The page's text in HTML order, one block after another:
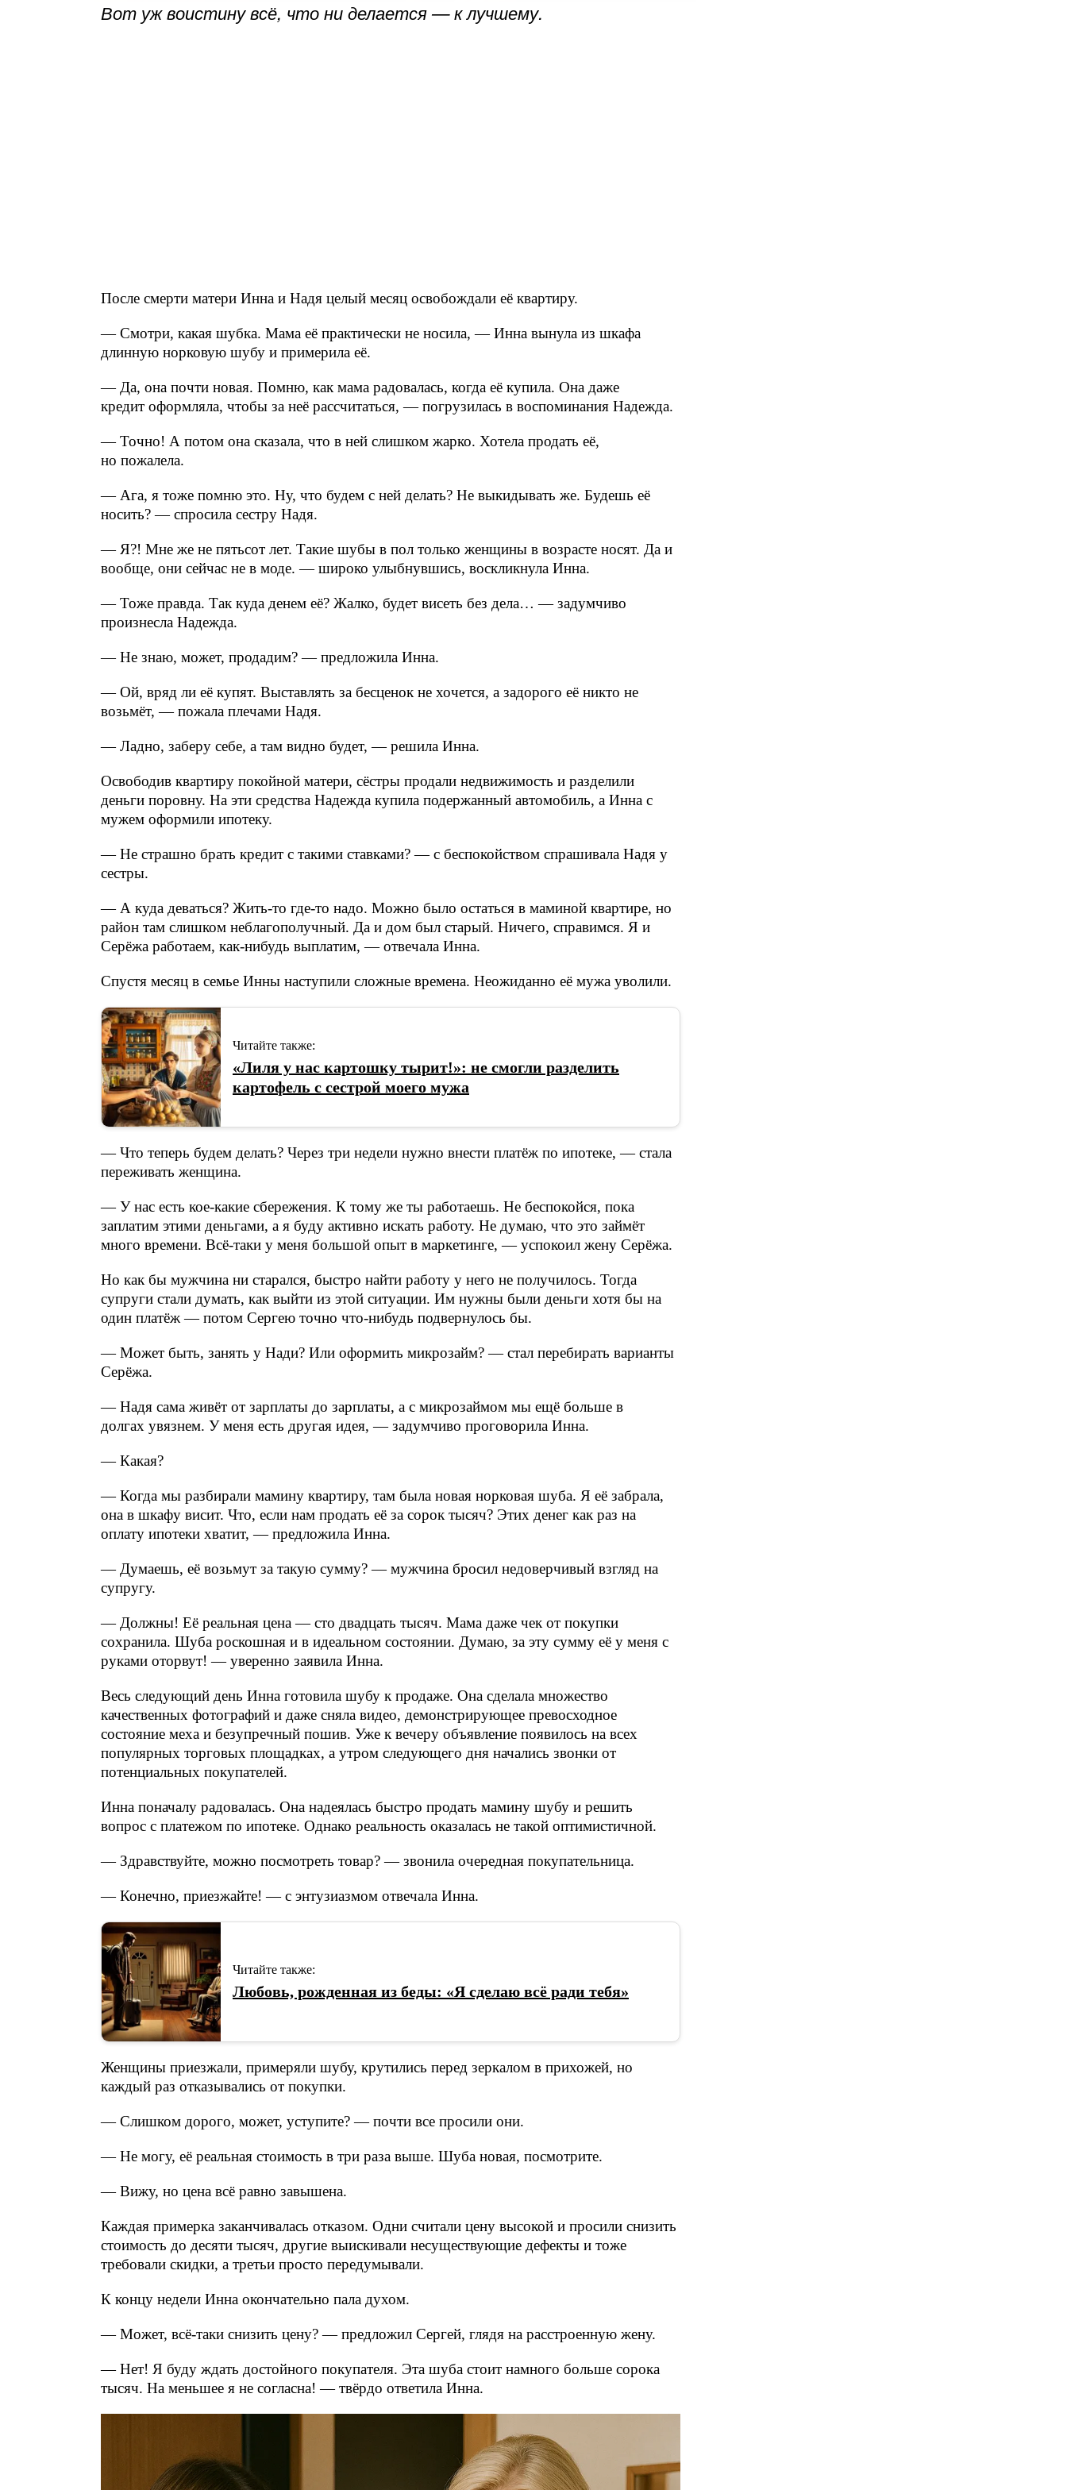
Вот уж воистину всё, что ни делается — к лучшему.
После смерти матери Инна и Надя целый месяц освобождали её квартиру.
— Смотри, какая шубка. Мама её практически не носила, — Инна вынула из шкафа
длинную норковую шубу и примерила её.
— Да, она почти новая. Помню, как мама радовалась, когда её купила. Она даже
кредит оформляла, чтобы за неё рассчитаться, — погрузилась в воспоминания Надежда.
— Точно! А потом она сказала, что в ней слишком жарко. Хотела продать её,
но пожалела.
— Ага, я тоже помню это. Ну, что будем с ней делать? Не выкидывать же. Будешь её
носить? — спросила сестру Надя.
— Я?! Мне же не пятьсот лет. Такие шубы в пол только женщины в возрасте носят. Да и
вообще, они сейчас не в моде. — широко улыбнувшись, воскликнула Инна.
— Тоже правда. Так куда денем её? Жалко, будет висеть без дела… — задумчиво
произнесла Надежда.
— Не знаю, может, продадим? — предложила Инна.
— Ой, вряд ли её купят. Выставлять за бесценок не хочется, а задорого её никто не
возьмёт, — пожала плечами Надя.
— Ладно, заберу себе, а там видно будет, — решила Инна.
Освободив квартиру покойной матери, сёстры продали недвижимость и разделили
деньги поровну. На эти средства Надежда купила подержанный автомобиль, а Инна с
мужем оформили ипотеку.
— Не страшно брать кредит с такими ставками? — с беспокойством спрашивала Надя у
сестры.
— А куда деваться? Жить-то где-то надо. Можно было остаться в маминой квартире, но
район там слишком неблагополучный. Да и дом был старый. Ничего, справимся. Я и
Серёжа работаем, как-нибудь выплатим, — отвечала Инна.
Спустя месяц в семье Инны наступили сложные времена. Неожиданно её мужа уволили.
Читайте также:
«Лиля у нас картошку тырит!»: не смогли разделить
картофель с сестрой моего мужа
— Что теперь будем делать? Через три недели нужно внести платёж по ипотеке, — стала
переживать женщина.
— У нас есть кое-какие сбережения. К тому же ты работаешь. Не беспокойся, пока
заплатим этими деньгами, а я буду активно искать работу. Не думаю, что это займёт
много времени. Всё-таки у меня большой опыт в маркетинге, — успокоил жену Серёжа.
Но как бы мужчина ни старался, быстро найти работу у него не получилось. Тогда
супруги стали думать, как выйти из этой ситуации. Им нужны были деньги хотя бы на
один платёж — потом Сергею точно что-нибудь подвернулось бы.
— Может быть, занять у Нади? Или оформить микрозайм? — стал перебирать варианты
Серёжа.
— Надя сама живёт от зарплаты до зарплаты, а с микрозаймом мы ещё больше в
долгах увязнем. У меня есть другая идея, — задумчиво проговорила Инна.
— Какая?
— Когда мы разбирали мамину квартиру, там была новая норковая шуба. Я её забрала,
она в шкафу висит. Что, если нам продать её за сорок тысяч? Этих денег как раз на
оплату ипотеки хватит, — предложила Инна.
— Думаешь, её возьмут за такую сумму? — мужчина бросил недоверчивый взгляд на
супругу.
— Должны! Её реальная цена — сто двадцать тысяч. Мама даже чек от покупки
сохранила. Шуба роскошная и в идеальном состоянии. Думаю, за эту сумму её у меня с
руками оторвут! — уверенно заявила Инна.
Весь следующий день Инна готовила шубу к продаже. Она сделала множество
качественных фотографий и даже сняла видео, демонстрирующее превосходное
состояние меха и безупречный пошив. Уже к вечеру объявление появилось на всех
популярных торговых площадках, а утром следующего дня начались звонки от
потенциальных покупателей.
Инна поначалу радовалась. Она надеялась быстро продать мамину шубу и решить
вопрос с платежом по ипотеке. Однако реальность оказалась не такой оптимистичной.
— Здравствуйте, можно посмотреть товар? — звонила очередная покупательница.
— Конечно, приезжайте! — с энтузиазмом отвечала Инна.
Читайте также:
Любовь, рожденная из беды: «Я сделаю всё ради тебя»
Женщины приезжали, примеряли шубу, крутились перед зеркалом в прихожей, но
каждый раз отказывались от покупки.
— Слишком дорого, может, уступите? — почти все просили они.
— Не могу, её реальная стоимость в три раза выше. Шуба новая, посмотрите.
— Вижу, но цена всё равно завышена.
Каждая примерка заканчивалась отказом. Одни считали цену высокой и просили снизить
стоимость до десяти тысяч, другие выискивали несуществующие дефекты и тоже
требовали скидки, а третьи просто передумывали.
К концу недели Инна окончательно пала духом.
— Может, всё-таки снизить цену? — предложил Сергей, глядя на расстроенную жену.
— Нет! Я буду ждать достойного покупателя. Эта шуба стоит намного больше сорока
тысяч. На меньшее я не согласна! — твёрдо ответила Инна.